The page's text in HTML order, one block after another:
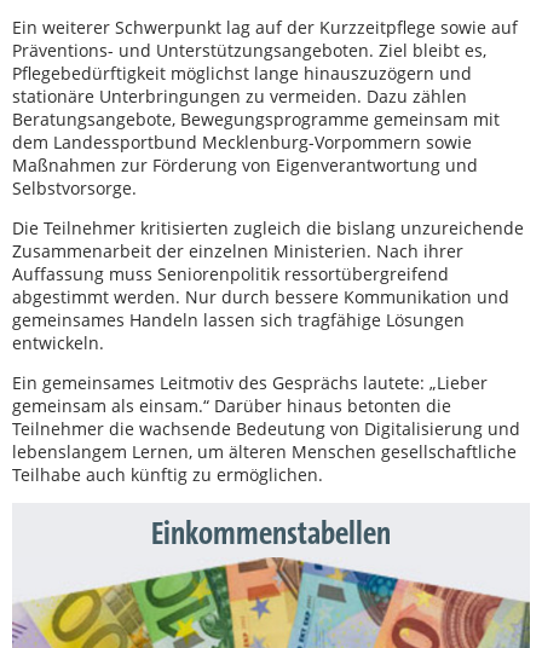
Ein weiterer Schwerpunkt lag auf der Kurzzeitpflege sowie auf
Präventions- und Unterstützungsangeboten. Ziel bleibt es,
Pflegebedürftigkeit möglichst lange hinauszuzögern und
stationäre Unterbringungen zu vermeiden. Dazu zählen
Beratungsangebote, Bewegungsprogramme gemeinsam mit
dem Landessportbund Mecklenburg-Vorpommern sowie
Maßnahmen zur Förderung von Eigenverantwortung und
Selbstvorsorge.
Die Teilnehmer kritisierten zugleich die bislang unzureichende
Zusammenarbeit der einzelnen Ministerien. Nach ihrer
Auffassung muss Seniorenpolitik ressortübergreifend
abgestimmt werden. Nur durch bessere Kommunikation und
gemeinsames Handeln lassen sich tragfähige Lösungen
entwickeln.
Ein gemeinsames Leitmotiv des Gesprächs lautete: „Lieber
gemeinsam als einsam.“ Darüber hinaus betonten die
Teilnehmer die wachsende Bedeutung von Digitalisierung und
lebenslangem Lernen, um älteren Menschen gesellschaftliche
Teilhabe auch künftig zu ermöglichen.
Einkommenstabellen